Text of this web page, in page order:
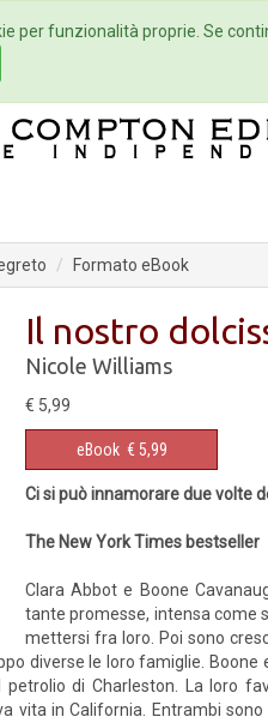
Eventi
Formato eBook
Il nostro
Nicole Williams
€ 5,99
eBook € 5,99
Ci si può innamorare due volte
The New York Times bestseller
Clara Abbot e Boone
tante promesse, intensa come
mettersi fra loro. Poi sono
diverse le loro famiglie.
di Charleston. La loro
vita in California. Entrambi
per funzionalità proprie. Se